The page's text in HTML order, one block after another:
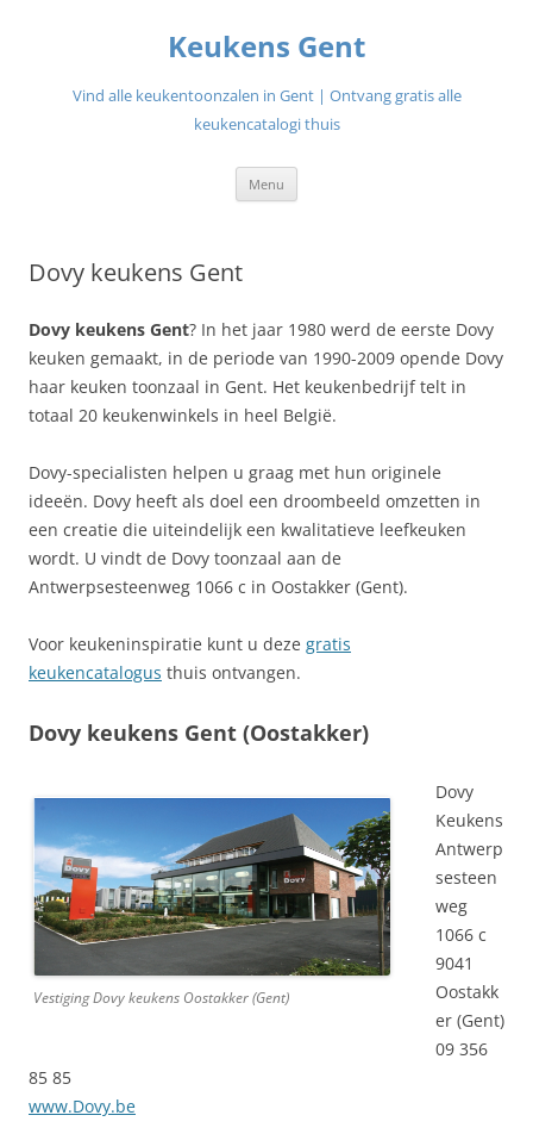
Keukens Gent
Vind alle keukentoonzalen in Gent | Ontvang gratis alle
keukencatalogi thuis
Menu
Dovy keukens Gent
Dovy keukens Gent? In het jaar 1980 werd de eerste Dovy
keuken gemaakt, in de periode van 1990-2009 opende Dovy
haar keuken toonzaal in Gent. Het keukenbedrijf telt in
totaal 20 keukenwinkels in heel België.
Dovy-specialisten helpen u graag met hun originele
ideeën. Dovy heeft als doel een droombeeld omzetten in
een creatie die uiteindelijk een kwalitatieve leefkeuken
wordt. U vindt de Dovy toonzaal aan de
Antwerpsesteenweg 1066 c in Oostakker (Gent).
Voor keukeninspiratie kunt u deze gratis
keukencatalogus thuis ontvangen.
Dovy keukens Gent (Oostakker)
Vestiging Dovy keukens Oostakker (Gent)
Dovy
Keukens
Antwerp
sesteen
weg
1066 c
9041
Oostakk
er (Gent)
09 356
85 85
www.Dovy.be